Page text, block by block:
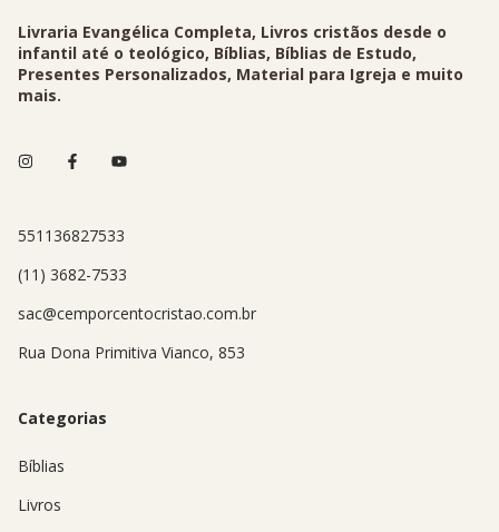
Livraria Evangélica Completa, Livros cristãos desde o
infantil até o teológico, Bíblias, Bíblias de Estudo,
Presentes Personalizados, Material para Igreja e muito
mais.
551136827533
(11) 3682-7533
sac@cemporcentocristao.com.br
Rua Dona Primitiva Vianco, 853
Categorias
Bíblias
Livros